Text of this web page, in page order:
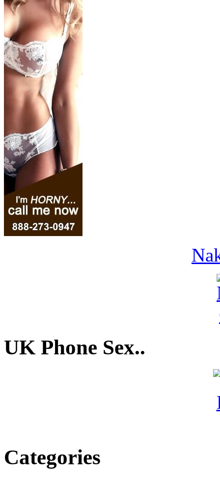
UK Phone Sex..
Categories